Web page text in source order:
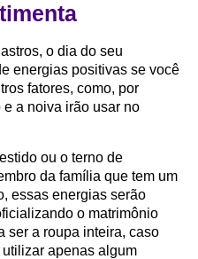
o dia do seu
energias positivas se você
fatores, como, por
a noiva irão usar no
ou o terno de
da família que tem um
essas energias serão
o matrimônio
ser a roupa inteira, caso
apenas algum